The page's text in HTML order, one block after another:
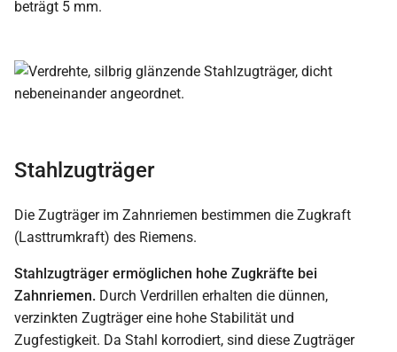
beträgt 5 mm.
Stahlzugträger
Die Zugträger im Zahnriemen bestimmen die Zugkraft
(Lasttrumkraft) des Riemens.
Stahlzugträger ermöglichen hohe Zugkräfte bei
Zahnriemen. Durch Verdrillen erhalten die dünnen,
verzinkten Zugträger eine hohe Stabilität und
Zugfestigkeit. Da Stahl korrodiert, sind diese Zugträger